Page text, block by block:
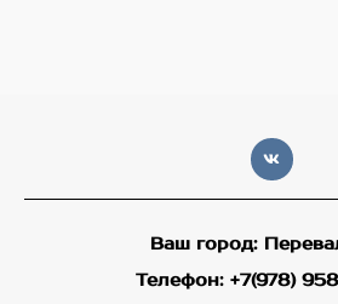
Ваш город:
Телефон: +7(978)